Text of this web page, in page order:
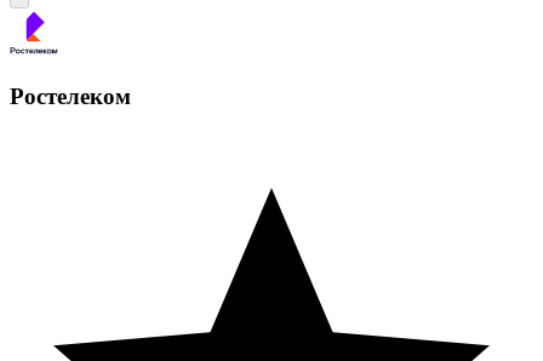
Ростелеком